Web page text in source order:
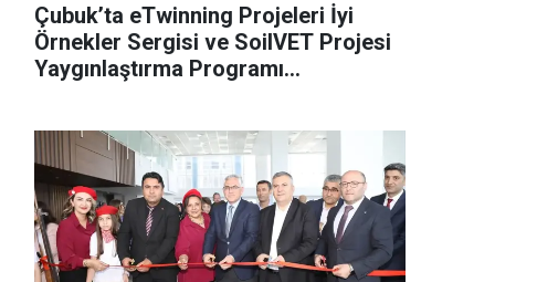
Çubuk’ta eTwinning Projeleri İyi
Örnekler Sergisi ve SoilVET Projesi
Yaygınlaştırma Programı